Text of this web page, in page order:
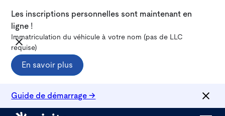
Les inscriptions personnelles sont maintenant en
ligne !
Immatriculation du véhicule à votre nom (pas de LLC
requise)
En savoir plus
Guide de démarrage →